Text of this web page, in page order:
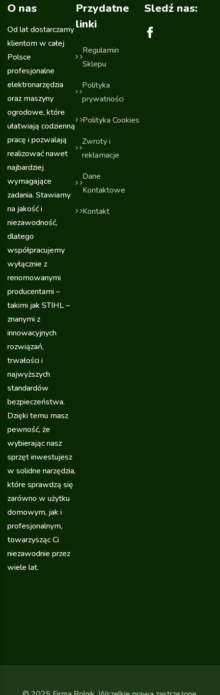
O nas
Od lat dostarczamy
klientom w całej
Polsce
profesjonalne
elektronarzędzia
oraz maszyny
ogrodowe, które
ułatwiają codzienną
pracę i pozwalają
realizować nawet
najbardziej
wymagające
zadania. Stawiamy
na jakość i
niezawodność,
dlatego
współpracujemy
wyłącznie z
renomowanymi
producentami –
takimi jak STIHL –
znanymi z
innowacyjnych
rozwiązań,
trwałości i
najwyższych
standardów
bezpieczeństwa.
Dzięki temu masz
pewność, że
wybierając nasz
sprzęt inwestujesz
w solidne narzędzia,
które sprawdzą się
zarówno w użytku
domowym, jak i
profesjonalnym,
towarzysząc Ci
niezawodnie przez
wiele lat.
Przydatne
linki
Regulamin
Sklepu
Polityka
prywatności
Polityka Cookies
Zwroty i
reklamacje
Dane
Kontaktowe
Kontakt
Sledź nas: